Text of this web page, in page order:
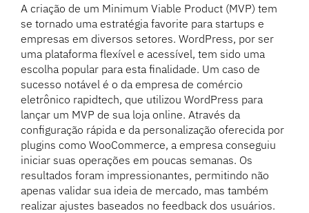
A criação de um Minimum Viable Product (MVP) tem
se tornado uma estratégia favorite para startups e
empresas em diversos setores. WordPress, por ser
uma plataforma flexível e acessível, tem sido uma
escolha popular para esta finalidade. Um caso de
sucesso notável é o da empresa de comércio
eletrônico rapidtech, que utilizou WordPress para
lançar um MVP de sua loja online. Através da
configuração rápida e da personalização oferecida por
plugins como WooCommerce, a empresa conseguiu
iniciar suas operações em poucas semanas. Os
resultados foram impressionantes, permitindo não
apenas validar sua ideia de mercado, mas também
realizar ajustes baseados no feedback dos usuários.